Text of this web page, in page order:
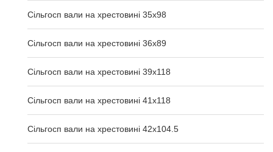
Сільгосп вали на хрестовині 35x98
Сільгосп вали на хрестовині 36x89
Сільгосп вали на хрестовині 39x118
Сільгосп вали на хрестовині 41x118
Сільгосп вали на хрестовині 42x104.5